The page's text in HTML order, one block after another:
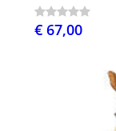
€ 67,00